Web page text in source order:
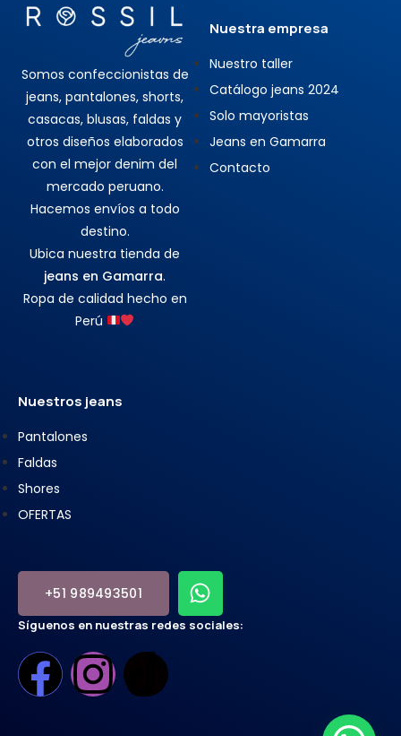
Somos confeccionistas de
jeans, pantalones, shorts,
casacas, blusas, faldas y
otros diseños elaborados
con el mejor denim del
mercado peruano.
Hacemos envíos a todo
destino.
Ubica nuestra tienda de
jeans en Gamarra.
Ropa de calidad hecho en
Perú
Nuestra empresa
Nuestro taller
Catálogo jeans 2024
Solo mayoristas
Jeans en Gamarra
Contacto
Nuestros jeans
Pantalones
Faldas
Shores
OFERTAS
+51 989493501
Síguenos en nuestras redes sociales: